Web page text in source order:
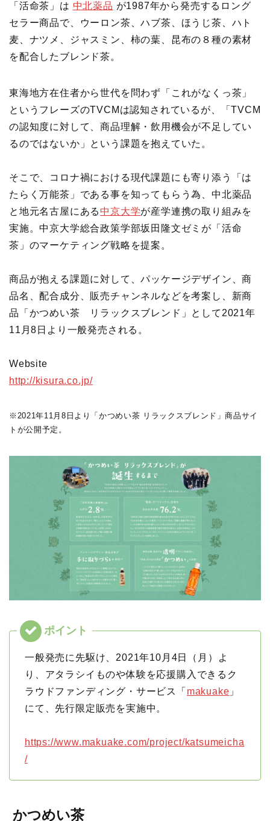
「活命茶」は 中北薬品 が1987年から発売するロング
セラー商品で、ウーロン茶、ハブ茶、ほうじ茶、ハト
麦、ナツメ、ジャスミン、柿の葉、昆布の８種の素材
を配合したブレンド茶。
東海地方在住者から世代を問わず「これがなくっ茶」
というフレーズのTVCMは認知されているが、「TVCM
の認知度に対して、商品理解・飲用機会が不足してい
るのではないか」という課題を抱えていた。
そこで、コロナ禍における現代課題にも寄り添う「は
たらく万能茶」である事を知ってもらう為、中北薬品
と地元名古屋にある 中京大学が産学連携の取り組みを
実施。中京大学総合政策学部坂田隆文ゼミが「活命
茶」のマーケティング戦略を提案。
商品が抱える課題に対して、パッケージデザイン、商
品名、配合成分、販売チャンネルなどを考案し、新商
品「かつめい茶 リラックスブレンド」として2021年
11月8日より一般発売される。
Website
http://kisura.co.jp/
※2021年11月8日より「かつめい茶 リラックスブレンド」商品サイ
トが公開予定。
一般発売に先駆け、2021年10月4日（月）よ
り、アタラシイものや体験を応援購入できるク
ラウドファンディング・サービス「 makuake 」
にて、先行限定販売を実施中。
https://www.makuake.com/project/katsumeicha
/
かつめい茶